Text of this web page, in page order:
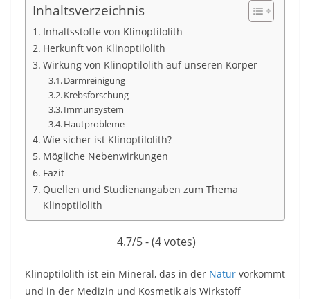
Inhaltsverzeichnis
Inhaltsstoffe von Klinoptilolith
Herkunft von Klinoptilolith
Wirkung von Klinoptilolith auf unseren Körper
Darmreinigung
Krebsforschung
Immunsystem
Hautprobleme
Wie sicher ist Klinoptilolith?
Mögliche Nebenwirkungen
Fazit
Quellen und Studienangaben zum Thema
Klinoptilolith
4.7/5 - (4 votes)
Klinoptilolith ist ein Mineral, das in der Natur vorkommt
und in der Medizin und Kosmetik als Wirkstoff